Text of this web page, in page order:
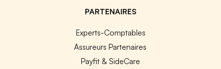
PARTENAIRES
Experts-Comptables
Assureurs Partenaires
Payfit & SideCare